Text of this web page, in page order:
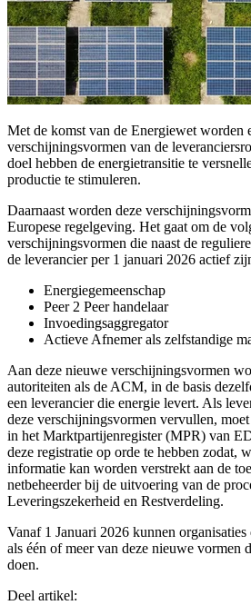
Met de komst van de Energiewet worden
verschijningsvormen van de
doel hebben de energietransitie te
productie te stimuleren.
Daarnaast worden deze
Europese regelgeving. Het gaat om de
verschijningsvormen die naast de
de leverancier per 1 januari 2026 actief
Energiegemeenschap
Peer 2 Peer handelaar
Invoedingsaggregator
Actieve Afnemer als zelfstandige
Aan deze nieuwe verschijningsvormen
autoriteiten als de ACM, in de basis
een leverancier die energie levert. Als
deze verschijningsvormen vervullen,
in het Marktpartijenregister (MPR) van
deze registratie op orde te hebben zodat,
informatie kan worden verstrekt aan de
netbeheerder bij de uitvoering van de
Leveringszekerheid en Restverdeling.
Vanaf 1 Januari 2026 kunnen
als één of meer van deze nieuwe vormen
doen.
Deel artikel: